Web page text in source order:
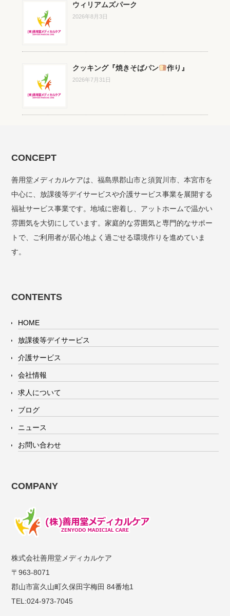
ウィリアムズパーク
2026年8月3日
クッキング『焼きそばパン 作り』
2026年7月31日
CONCEPT
善用堂メディカルケアは、福島県郡山市と須賀川市、本宮市を
中心に、放課後等デイサービスや介護サービス事業を展開する
福祉サービス事業です。地域に密着し、アットホームで温かい
雰囲気を大切にしています。家庭的な雰囲気と専門的なサポー
トで、ご利用者が居心地よく過ごせる環境作りを進めていま
す。
CONTENTS
HOME
放課後等デイサービス
介護サービス
会社情報
求人について
ブログ
ニュース
お問い合わせ
COMPANY
株式会社善用堂メディカルケア
〒963-8071
郡山市富久山町久保田字梅田 84番地1
TEL:024-973-7045